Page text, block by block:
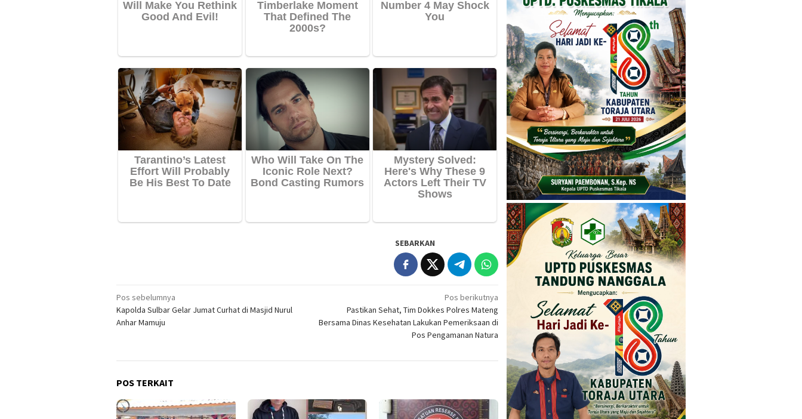
SEBARKAN
Navigasi
pos
Pos sebelumnya
Kapolda Sulbar Gelar Jumat Curhat di Masjid Nurul
Anhar Mamuju
Pos berikutnya
Pastikan Sehat, Tim Dokkes Polres Mateng
Bersama Dinas Kesehatan Lakukan Pemeriksaan di
Pos Pengamanan Natura
POS TERKAIT